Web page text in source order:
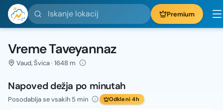
Iskanje lokacij Premium
Vreme Taveyannaz
Vaud, Švica · 1648 m
Napoved dežja po minutah
Posodablja se vsakih 5 min Odkleni 4h